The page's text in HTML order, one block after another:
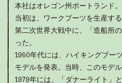
本社はオレゴン州ポートランド。
当初は、ワークブーツを生産す
第二次世界大戦中に、「造船所
った。
1960年代には、ハイキングブー
モデルを発表。当時、このモデ
1979年には、「ダナーライト」